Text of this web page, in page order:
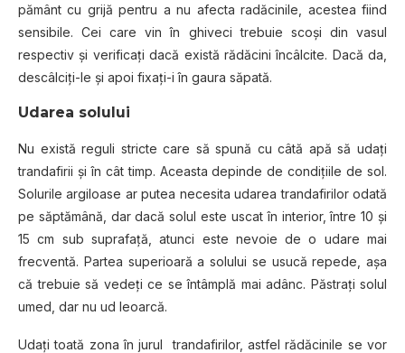
pământ cu grijă pentru a nu afecta radăcinile, acestea fiind
sensibile. Cei care vin în ghiveci trebuie scoşi din vasul
respectiv şi verificaţi dacă există rădăcini încâlcite. Dacă da,
descâlciţi-le şi apoi fixaţi-i în gaura săpată.
Udarea solului
Nu există reguli stricte care să spună cu câtă apă să udaţi
trandafirii şi în cât timp. Aceasta depinde de condițiile de sol.
Solurile argiloase ar putea necesita udarea trandafirilor odată
pe săptămână, dar dacă solul este uscat în interior, între 10 şi
15 cm sub suprafaţă, atunci este nevoie de o udare mai
frecventă. Partea superioară a solului se usucă repede, aşa
că trebuie să vedeţi ce se întâmplă mai adânc. Păstrați solul
umed, dar nu ud leoarcă.
Udaţi toată zona în jurul trandafirilor, astfel rădăcinile se vor